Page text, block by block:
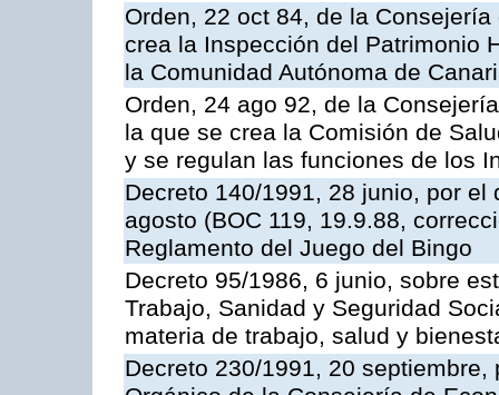
Orden, 22 oct 84, de la
crea la Inspección del Patrimonio
la Comunidad Autónoma de
Orden, 24 ago 92, de la
la que se crea la Comisión de
y se regulan las funciones de los
Decreto 140/1991, 28 junio, por
agosto (BOC 119, 19.9.88,
Reglamento del Juego del Bingo
Decreto 95/1986, 6 junio, sobre
Trabajo, Sanidad y Seguridad
materia de trabajo, salud y
Decreto 230/1991, 20